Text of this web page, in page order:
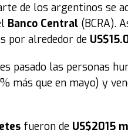
chaqueñoLo que
hoy es un
moviliza a millones de
largo de los 5
este fin de semana, la
una de las
de los argentinos se
Banco Central (BCRA).
por alrededor de
pasado las personas
más que en mayo) y
fueron de US$2015